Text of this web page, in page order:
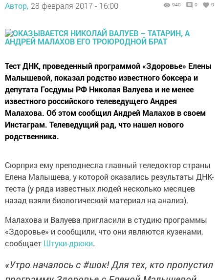
Автор, 28 февраля 2017 - 16:00 940 0 0
Тест ДНК, проведенный программой «Здоровье» Елены
Малышевой, показал родство известного боксера и
депутата Госдумы РФ Николая Валуева и не менее
известного российского телеведущего Андрея
Малахова. Об этом сообщил Андрей Малахов в своем
Инстаграм. Телеведущий рад, что нашел нового
родственника.
Сюрприз ему преподнесла главный теледоктор страны
Елена Малышева, у которой оказались результаты ДНК-
теста (у ряда известных людей несколько месяцев
назад взяли биологический материал на анализ).
Малахова и Валуева пригласили в студию программы
«Здоровье» и сообщили, что они являются кузенами,
сообщает Штуки-дрюки.
«Утро началось с #шок! Для тех, кто пропустил